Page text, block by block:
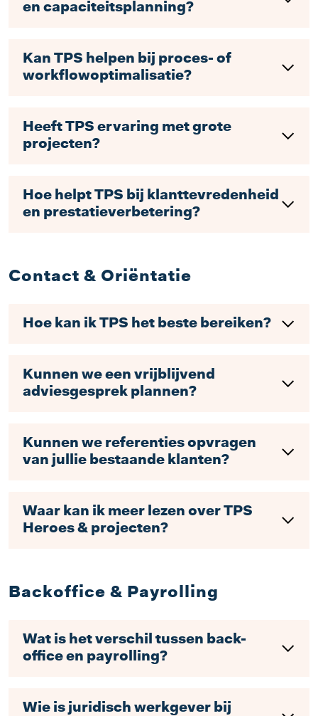
en capaciteitsplanning?
Kan TPS helpen bij proces- of
workflowoptimalisatie?
Heeft TPS ervaring met grote
projecten?
Hoe helpt TPS bij klanttevredenheid
en prestatieverbetering?
Contact & Oriëntatie
Hoe kan ik TPS het beste bereiken?
Kunnen we een vrijblijvend
adviesgesprek plannen?
Kunnen we referenties opvragen
van jullie bestaande klanten?
Waar kan ik meer lezen over TPS
Heroes & projecten?
Backoffice & Payrolling
Wat is het verschil tussen back-
office en payrolling?
Wie is juridisch werkgever bij